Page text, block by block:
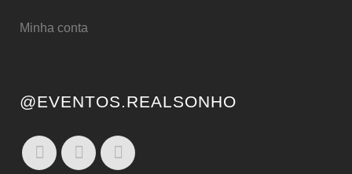
Minha conta
@EVENTOS.REALSONHO